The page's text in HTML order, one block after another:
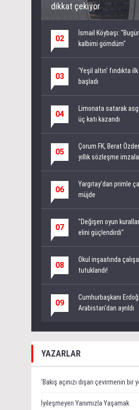
dikkat çekiyor
02
İsmail Köybaşı:
kalbimi gömdüm"
03
‘Yeşil altın' fındıkta
başladı
04
Limonata satarak
üç katı kazandı
05
Çorum FK, Berat
yıllık sözleşme
06
Yargıtay’dan primle
müjde
07
"Değişen oyun
elini güçlendirdi"
08
Okul inşaatında
tutuklandı!
09
Cumhurbaşkanı
Arabistan'dan ayrıldı
YAZARLAR
'Bakış açınızı dışarı çevirmenin bir
İyileşmeyen Yanımızla Yaşamak